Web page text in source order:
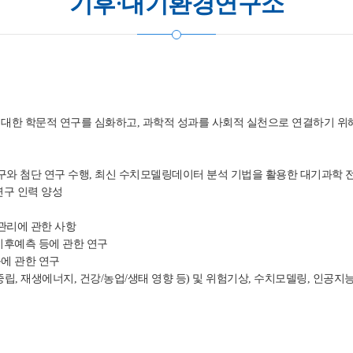
한 학문적 연구를 심화하고, 과학적 성과를 사회적 실천으로 연결하기 위
와 첨단 연구 수행, 최신 수치모델링데이터 분석 기법을 활용한 대기과학
구 인력 양성
리에 관한 사항
예측 등에 관한 연구
관한 연구
, 재생에너지, 건강/농업/생태 영향 등) 및 위험기상, 수치모델링, 인공지